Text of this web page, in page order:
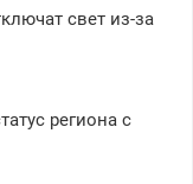
свет из-за
региона с